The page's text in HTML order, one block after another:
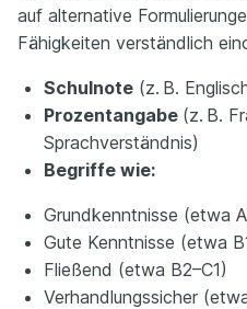
auf alternative
Fähigkeiten verständlich
Schulnote (z. B.
Prozentangabe (z. B.
Sprachverständnis)
Begriffe wie:
Grundkenntnisse (etwa
Gute Kenntnisse (etwa
Fließend (etwa B2–C1)
Verhandlungssicher